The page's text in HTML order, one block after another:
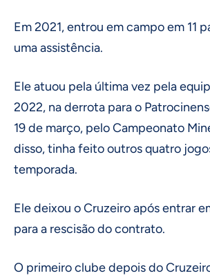
Em 2021, entrou em campo em 11
uma assistência.
Ele atuou pela última vez pela
2022, na derrota para o
19 de março, pelo Campeonato
disso, tinha feito outros quatro
temporada.
Ele deixou o Cruzeiro após entrar
para a rescisão do contrato.
O primeiro clube depois do